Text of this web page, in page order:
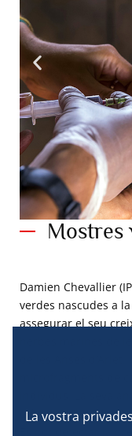
Mostres
Damien Chevallier
verdes nascudes a
assegurar el seu
herbes marines de
de les Anses
microfragments de
individus. La seva
orígens dels